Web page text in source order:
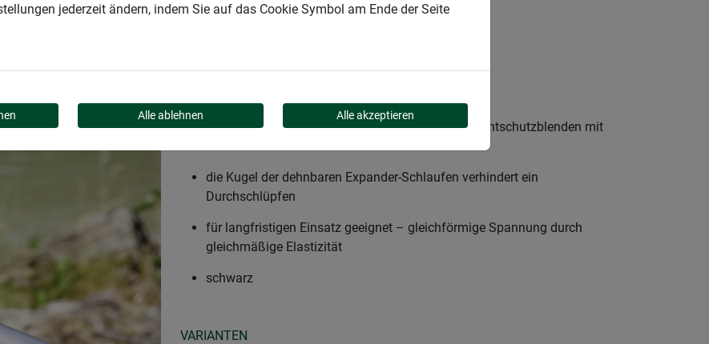
für die unkomplizierte, stabile Befestigung von Sichtschutzblenden mit
die Kugel der dehnbaren Expander-Schlaufen verhindert ein
Durchschlüpfen
für langfristigen Einsatz geeignet – gleichförmige Spannung durch
gleichmäßige Elastizität
schwarz
VARIANTEN
jederzeit ändern, indem Sie auf das Cookie Symbol am Ende der Seite
Alle ablehnen Alle akzeptieren